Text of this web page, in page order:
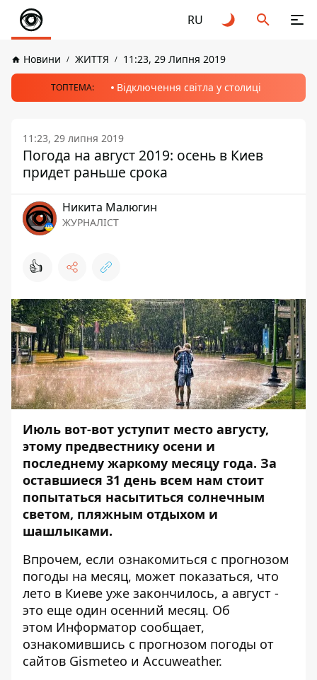
RU
Новини ЖИТТЯ 11:23, 29 Липня 2019
ТОПТЕМА: Відключення світла у столиці
11:23, 29 липня 2019
Погода на август 2019: осень в Киев
придет раньше срока
Никита Малюгин
ЖУРНАЛІСТ
👍
Июль вот-вот уступит место августу,
этому предвестнику осени и
последнему жаркому месяцу года. За
оставшиеся 31 день всем нам стоит
попытаться насытиться солнечным
светом, пляжным отдыхом и
шашлыками.
Впрочем, если ознакомиться с прогнозом
погоды на месяц, может показаться, что
лето в Киеве уже закончилось, а август -
это еще один осенний месяц. Об
этом Информатор сообщает,
ознакомившись с прогнозом погоды от
сайтов Gismeteo и Accuweather.